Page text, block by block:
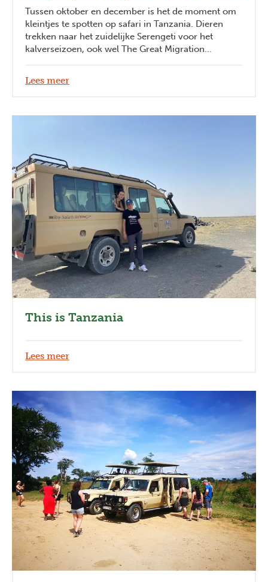
Tussen oktober en december is het de moment om
kleintjes te spotten op safari in Tanzania. Dieren
trekken naar het zuidelijke Serengeti voor het
kalverseizoen, ook wel The Great Migration
Lees meer
This is Tanzania
Lees meer